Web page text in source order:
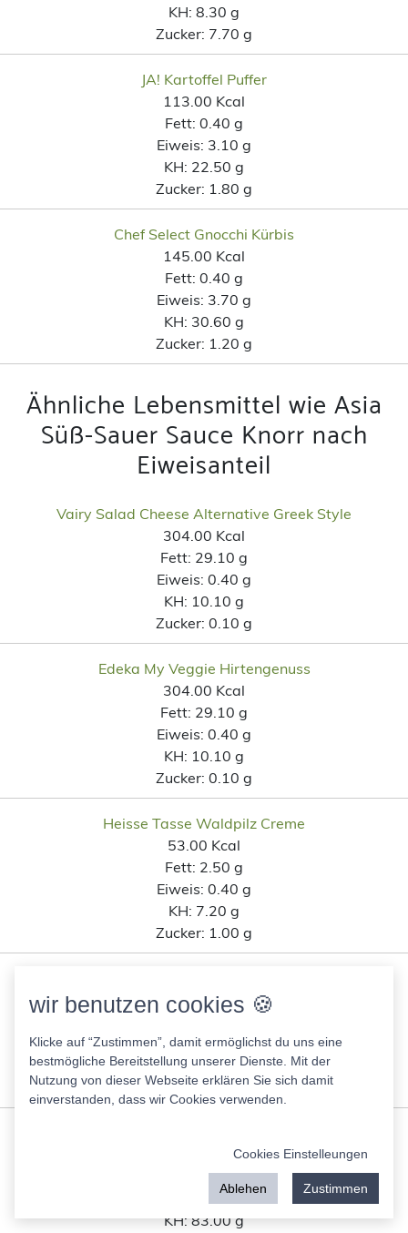
KH: 8.30 g
Zucker: 7.70 g
JA! Kartoffel Puffer
113.00 Kcal
Fett: 0.40 g
Eiweis: 3.10 g
KH: 22.50 g
Zucker: 1.80 g
Chef Select Gnocchi Kürbis
145.00 Kcal
Fett: 0.40 g
Eiweis: 3.70 g
KH: 30.60 g
Zucker: 1.20 g
Ähnliche Lebensmittel wie Asia
Süß-Sauer Sauce Knorr nach
Eiweisanteil
Vairy Salad Cheese Alternative Greek Style
304.00 Kcal
Fett: 29.10 g
Eiweis: 0.40 g
KH: 10.10 g
Zucker: 0.10 g
Edeka My Veggie Hirtengenuss
304.00 Kcal
Fett: 29.10 g
Eiweis: 0.40 g
KH: 10.10 g
Zucker: 0.10 g
Heisse Tasse Waldpilz Creme
53.00 Kcal
Fett: 2.50 g
Eiweis: 0.40 g
KH: 7.20 g
Zucker: 1.00 g
29.00 Kcal
Eiweis:0.40 g
KH:6.00 g
Zucker:2.10 g
342.00 Kcal
0.20 g
0.40 g
KH:83.00 g
wir benutzen cookies 🍪
Klicke auf “Zustimmen”, damit ermöglichst du uns eine
bestmögliche Bereitstellung unserer Dienste. Mit der
Nutzung von dieser Webseite erklären Sie sich damit
einverstanden, dass wir Cookies verwenden.
Cookies Einstelleungen
Ablehen Zustimmen